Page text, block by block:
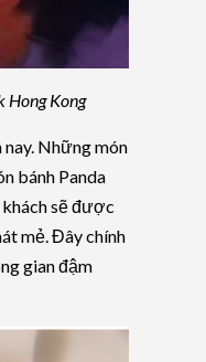
Hong Kong
Những món
bánh Panda
sẽ được
mẻ. Đây chính
gian đậm